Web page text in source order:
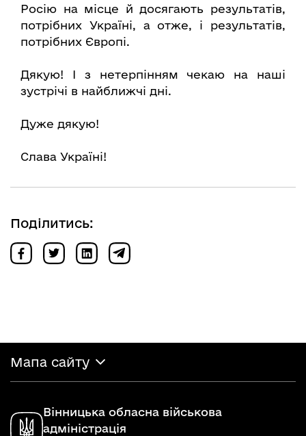
Росію на місце й досягають результатів,
потрібних Україні, а отже, і результатів,
потрібних Європі.
Дякую! І з нетерпінням чекаю на наші
зустрічі в найближчі дні.
Дуже дякую!
Слава Україні!
Поділитись:
Мапа сайту
Вінницька обласна військова
адміністрація